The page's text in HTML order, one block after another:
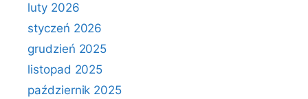
luty 2026
styczeń 2026
grudzień 2025
listopad 2025
październik 2025